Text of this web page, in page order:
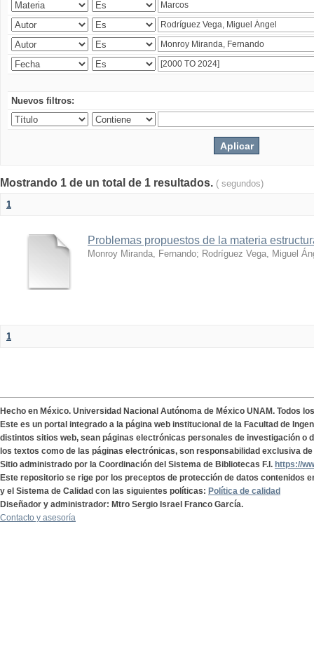
Nuevos filtros:
Mostrando 1 de un total de 1 resultados. ( segundos)
1
Problemas propuestos de la materia
Monroy Miranda, Fernando; Rodríguez Vega, Miguel
1
Hecho en México. Universidad Nacional Autónoma de México UNAM. Todos
Este es un portal integrado a la página web institucional de la Facultad de
distintos sitios web, sean páginas electrónicas personales de investigación o
los textos como de las páginas electrónicas, son responsabilidad exclusiva
Sitio administrado por la Coordinación del Sistema de Bibliotecas F.I. https://
Este repositorio se rige por los preceptos de protección de datos contenidos
y el Sistema de Calidad con las siguientes políticas: Política de calidad
Diseñador y administrador: Mtro Sergio Israel Franco García.
Contacto y asesoría